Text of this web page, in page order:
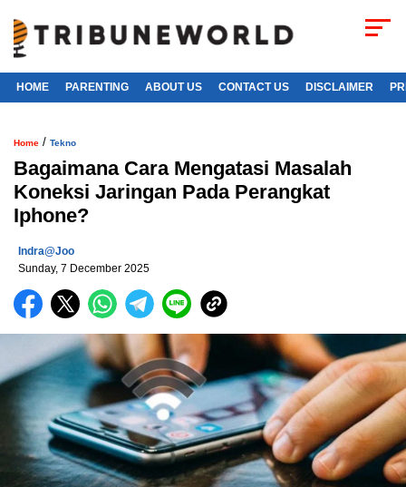
HOME PARENTING ABOUT US CONTACT US DISCLAIMER
Home / Tekno
Bagaimana Cara Mengatasi Masalah
Koneksi Jaringan Pada Perangkat
Iphone?
Indra@joo
Sunday, 7 December 2025